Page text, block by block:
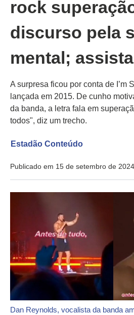
rock
discurso pela
mental; assista
A surpresa ficou por conta de I’m
lançada em 2015. De cunho
da banda, a letra fala em
todos", diz um trecho.
Estadão Conteúdo
Publicado em 15 de setembro de
Dan Reynolds, vocalista da banda